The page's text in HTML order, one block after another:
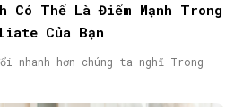
Có Thể Là Điểm Mạnh Trong
Của Bạn
hơn chúng ta nghĩ Trong